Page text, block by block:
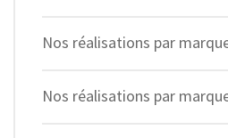
Nos réalisations par
Nos réalisations par